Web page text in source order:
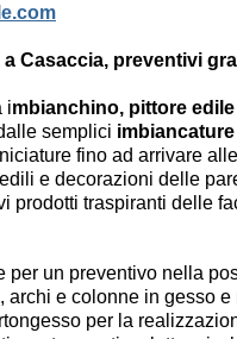
a Casaccia, preventivi
imbianchino, pittore edile
semplici imbiancature
fino ad arrivare
e decorazioni delle
prodotti traspiranti delle
per un preventivo nella
archi e colonne in gesso e
per la